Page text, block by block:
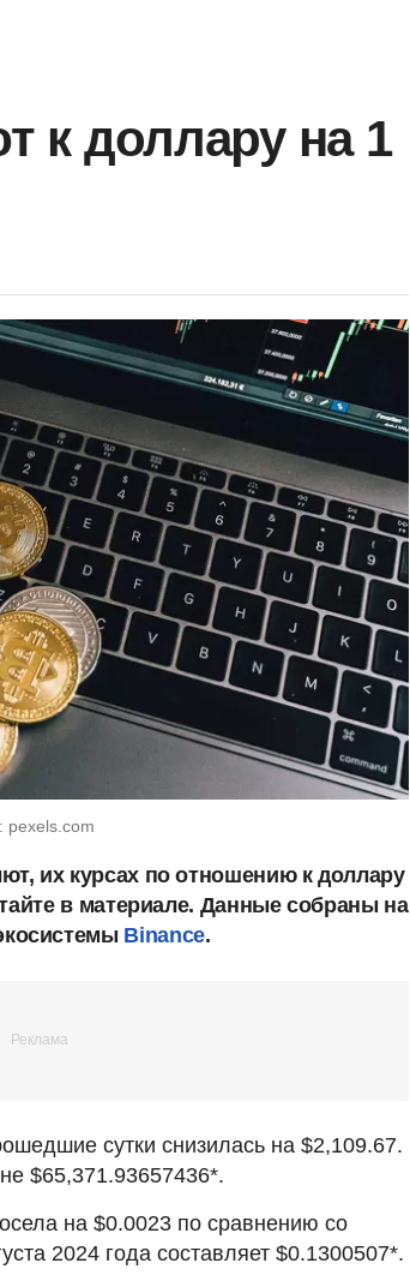
к доллару на 1
pexels.com
их курсах по отношению к доллару
в материале. Данные собраны на
Binance.
сутки снизилась на $2,109.67.
$65,371.93657436*.
на $0.0023 по сравнению со
2024 года составляет $0.1300507*.